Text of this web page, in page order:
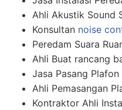
Ahli Akustik Sound
Konsultan noise
Peredam Suara
Ahli Buat rancang
Jasa Pasang
Ahli Pemasangan
Kontraktor Ahli